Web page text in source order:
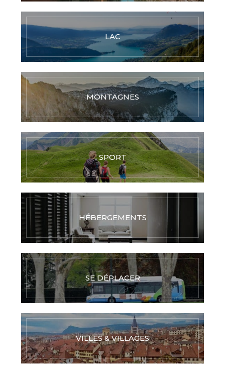
LAC
MONTAGNES
SPORT
HÉBERGEMENTS
SE DÉPLACER
VILLES & VILLAGES